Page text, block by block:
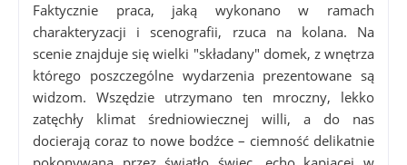
Faktycznie praca, jaką wykonano w ramach
charakteryzacji i scenografii, rzuca na kolana. Na
scenie znajduje się wielki "składany" domek, z wnętrza
którego poszczególne wydarzenia prezentowane są
widzom. Wszędzie utrzymano ten mroczny, lekko
zatęchły klimat średniowiecznej willi, a do nas
docierają coraz to nowe bodźce – ciemność delikatnie